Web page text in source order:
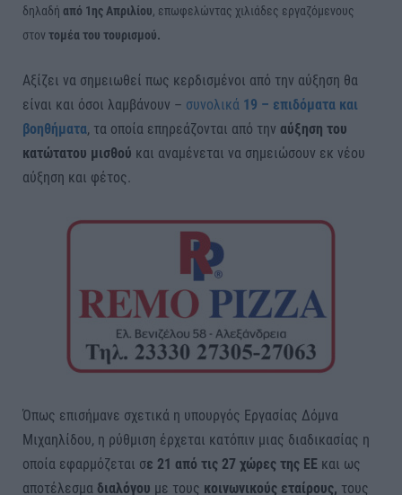
δηλαδή από 1ης Απριλίου, επωφελώντας χιλιάδες εργαζόμενους
στοντομέα του τουρισμού.
Αξίζει να σημειωθεί πως κερδισμένοι από την αύξηση θα
είναι και όσοι λαμβάνουν – συνολικά 19 – επιδόματα και
βοηθήματα, τα οποία επηρεάζονται από την αύξηση του
κατώτατου μισθού και αναμένεται να σημειώσουν εκ νέου
αύξηση και φέτος.
Όπως επισήμανε σχετικά η υπουργός Εργασίας Δόμνα
Μιχαηλίδου, η ρύθμιση έρχεται κατόπιν μιας διαδικασίας η
οποία εφαρμόζεται σε 21 από τις 27 χώρες της ΕΕ και ως
αποτέλεσμα διαλόγου με τους κοινωνικούς εταίρους, τους